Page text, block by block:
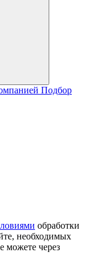
Подбор
обработки
необходимых
можете через